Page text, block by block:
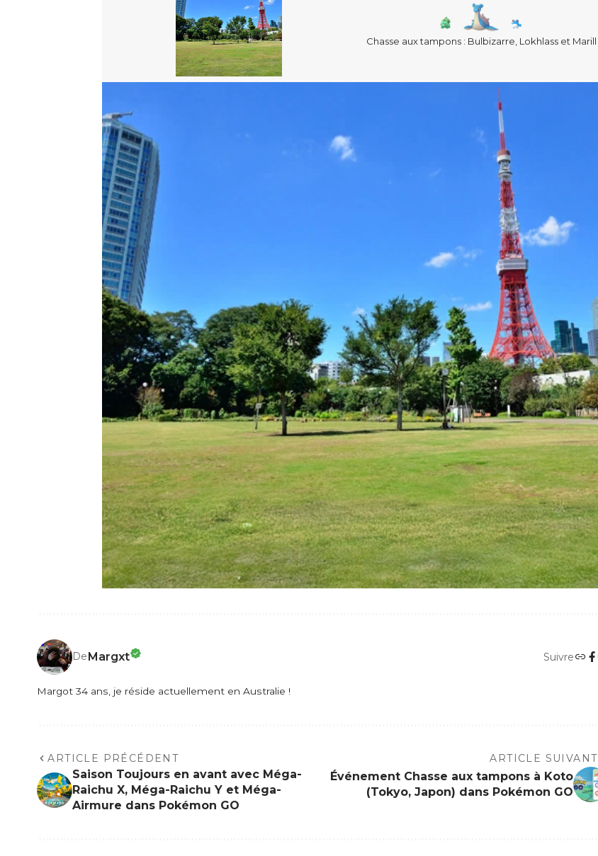
Chasse aux tampons : Bulbizarre, Lokhlass et Marill
DeMargxt Suivre
Margot 34 ans, je réside actuellement en Australie !
ARTICLE PRÉCÉDENT
Saison Toujours en avant avec Méga-
Raichu X, Méga-Raichu Y et Méga-
Airmure dans Pokémon GO
ARTICLE SUIVANT
Événement Chasse aux tampons à Koto
(Tokyo, Japon) dans Pokémon GO